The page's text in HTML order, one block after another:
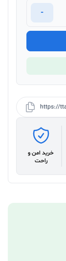
-
https://
خرید امن و
راحت